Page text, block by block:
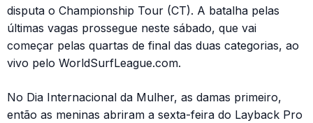
disputa o Championship Tour (CT). A batalha pelas
últimas vagas prossegue neste sábado, que vai
começar pelas quartas de final das duas categorias, ao
vivo pelo WorldSurfLeague.com.
No Dia Internacional da Mulher, as damas primeiro,
então as meninas abriram a sexta-feira do Layback Pro